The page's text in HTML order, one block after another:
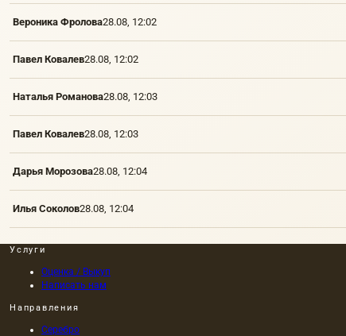
Вероника Фролова28.08, 12:02
Павел Ковалев28.08, 12:02
Наталья Романова28.08, 12:03
Павел Ковалев28.08, 12:03
Дарья Морозова28.08, 12:04
Илья Соколов28.08, 12:04
Услуги
Оценка / Выкуп
Написать нам
Направления
Серебро